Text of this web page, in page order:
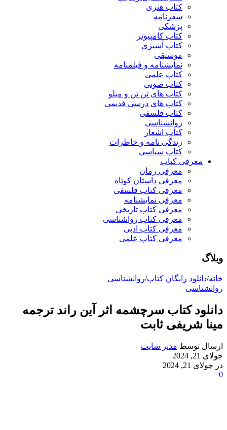
کتاب هنری
سفرنامه
پزشکی
کتاب کامپیوتر
کتاب آشپزی
موسیقی
نمایشنامه و فیلمنامه
کتاب علمی
کتاب صوتی
کتاب های تن تن و میلو
کتاب های درسی قدیمی
کتاب فلسفی
روانشناسی
کتاب اشعار
زندگی نامه و خاطرات
کتاب سیاسی
معرفی کتاب
معرفی رمان
معرفی داستان کوتاه
معرفی کتاب فلسفی
معرفی نمایشنامه
معرفی کتاب تاریخی
معرفی کتاب رواشناسی
معرفی کتاب ادبی
معرفی کتاب علمی
وبلاگ
خانه/دانلود رایگان کتاب/روانشناسی
روانشناسی
دانلود کتاب سرچشمه اثر آین راند ترجمه
مینا شریفی ثابت
ارسال توسط مدیر سایت
جولای 21, 2024
در جولای 21, 2024
0